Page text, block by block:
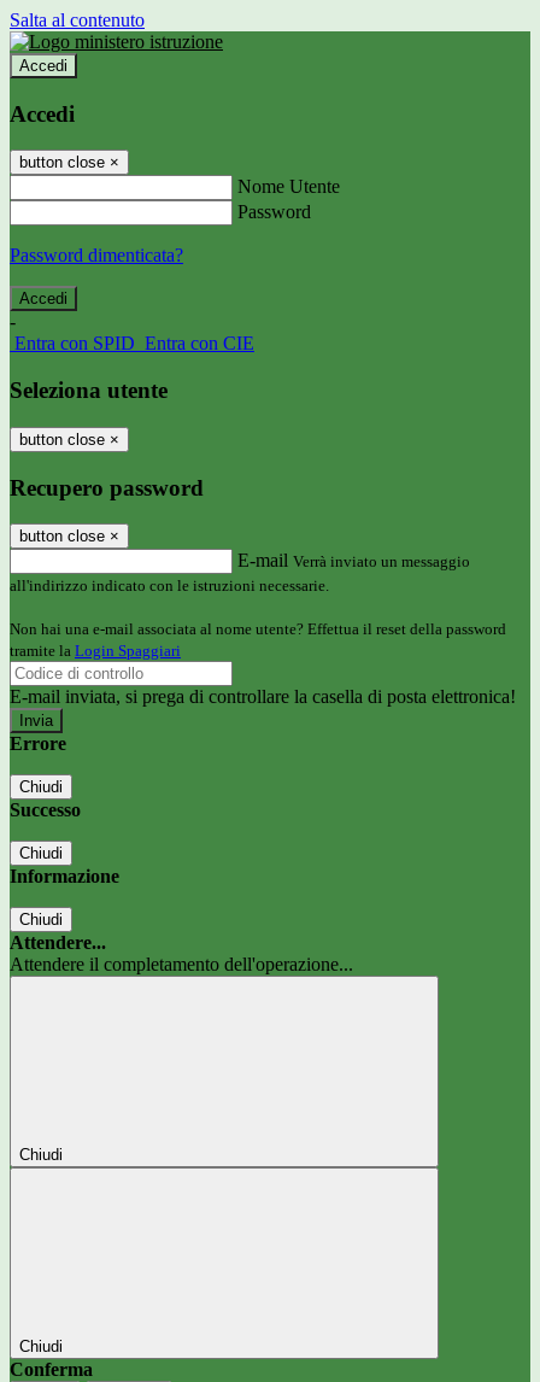
Salta al contenuto
Accedi
Accedi
button close ×
Nome Utente
Password
Password dimenticata?
-
Entra con SPID Entra con CIE
Seleziona utente
button close ×
Recupero password
button close ×
E-mail Verrà inviato un messaggio
all'indirizzo indicato con le istruzioni necessarie.
Non hai una e-mail associata al nome utente? Effettua il reset della password
tramite la Login Spaggiari
E-mail inviata, si prega di controllare la casella di posta elettronica!
Errore
Chiudi
Successo
Chiudi
Informazione
Chiudi
Attendere...
Attendere il completamento dell'operazione...
Chiudi
Chiudi
Conferma